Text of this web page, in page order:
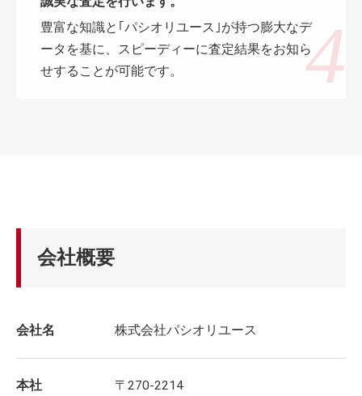
豊富な知識と｢パシオリユース｣が持つ膨大なデ
ータを基に、スピーディーに査定結果をお知ら
せすることが可能です。
会社概要
会社名 株式会社パシオリユース
本社
〒270-2214